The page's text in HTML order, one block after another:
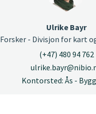
Ulrike Bayr
Forsker - Divisjon for kart
(+47) 480 94 762
Kontorsted: Ås -